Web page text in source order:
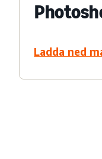
Ladda ned